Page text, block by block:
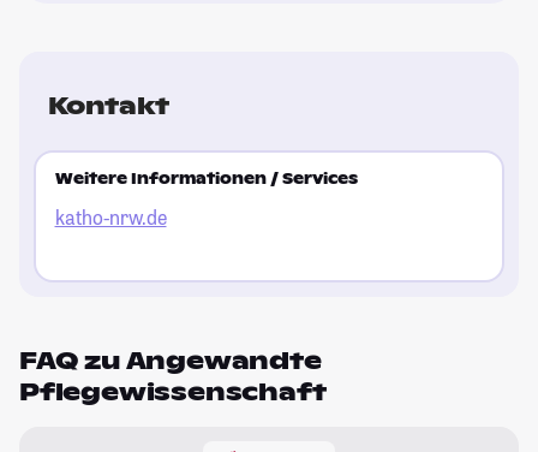
Kontakt
Weitere Informationen / Services
katho-nrw.de
FAQ zu Angewandte
Pflegewissenschaft